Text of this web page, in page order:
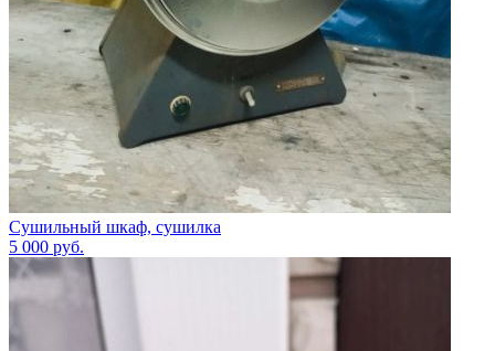
Сушильный шкаф, сушилка
5 000 руб.